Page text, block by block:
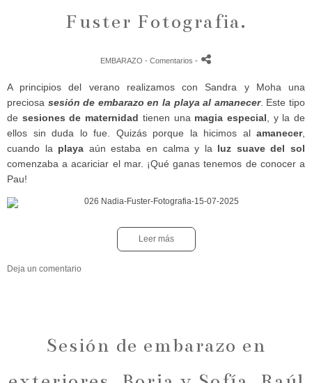
Fuster Fotografia.
EMBARAZO - Comentarios -
A principios del verano realizamos con Sandra y Moha una
preciosa sesión de embarazo en la playa al amanecer. Este tipo
de sesiones de maternidad tienen una magia especial , y la de
ellos sin duda lo fue. Quizás porque la hicimos al amanecer,
cuando la playa aún estaba en calma y la luz suave del sol
comenzaba a acariciar el mar. ¡Qué ganas tenemos de conocer a
Pau!
Leer más
Deja un comentario
Sesión de embarazo en